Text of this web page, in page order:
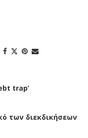
trap’
των διεκδικήσεων